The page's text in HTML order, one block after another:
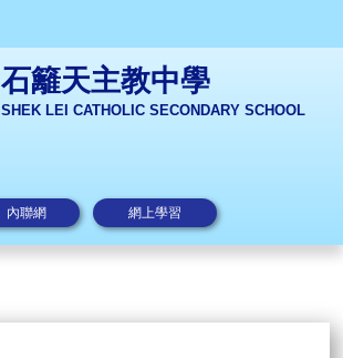
石籬天主教中學
SHEK LEI CATHOLIC SECONDARY SCHOOL
內聯網 網上學習